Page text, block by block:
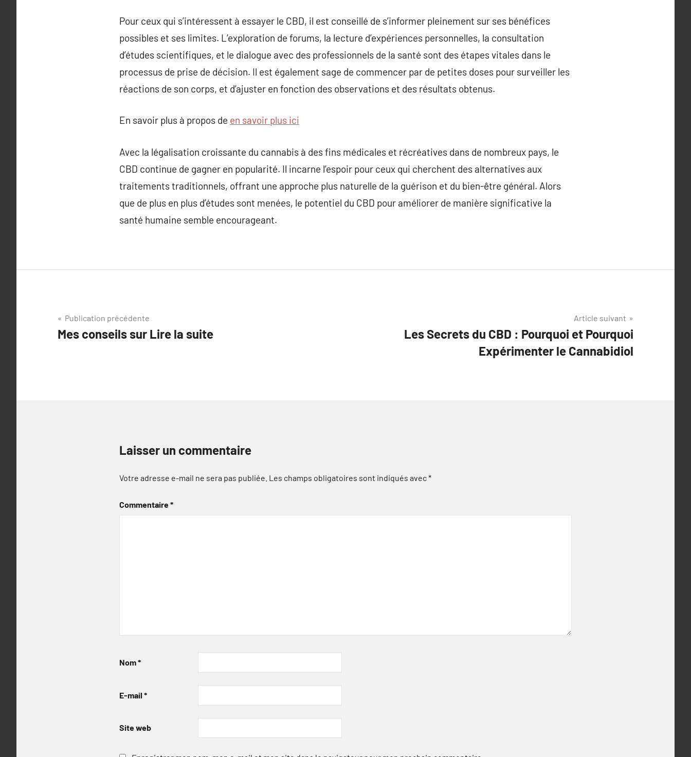
Pour ceux qui s’intéressent à essayer le CBD, il est conseillé de s’informer pleinement sur ses bénéfices
possibles et ses limites. L’exploration de forums, la lecture d’expériences personnelles, la consultation
d’études scientifiques, et le dialogue avec des professionnels de la santé sont des étapes vitales dans le
processus de prise de décision. Il est également sage de commencer par de petites doses pour surveiller les
réactions de son corps, et d’ajuster en fonction des observations et des résultats obtenus.
En savoir plus à propos de en savoir plus ici
Avec la légalisation croissante du cannabis à des fins médicales et récréatives dans de nombreux pays, le
CBD continue de gagner en popularité. Il incarne l’espoir pour ceux qui cherchent des alternatives aux
traitements traditionnels, offrant une approche plus naturelle de la guérison et du bien-être général. Alors
que de plus en plus d’études sont menées, le potentiel du CBD pour améliorer de manière significative la
santé humaine semble encourageant.
Navigation
de
Publication précédente
Mes conseils sur Lire la suite
Article suivant
Les Secrets du CBD : Pourquoi et Pourquoi
Expérimenter le Cannabidiol
Laisser un commentaire
Votre adresse e-mail ne sera pas publiée. Les champs obligatoires sont indiqués avec*
Commentaire*
Nom*
E-mail *
Site web